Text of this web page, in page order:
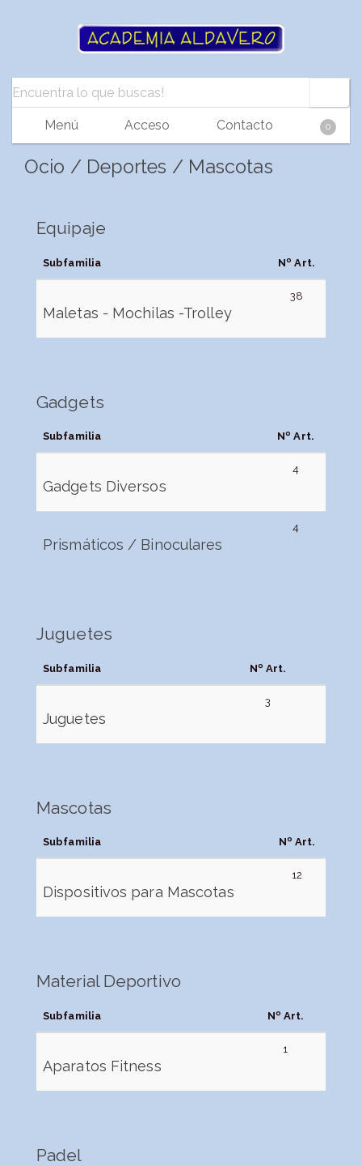
Menú Acceso Contacto 0
Ocio / Deportes / Mascotas
Equipaje
Subfamilia Nº Art.
Maletas - Mochilas -Trolley
38
Gadgets
Subfamilia Nº Art.
Gadgets Diversos
4
Prismáticos / Binoculares
4
Juguetes
Subfamilia Nº Art.
Juguetes
3
Mascotas
Subfamilia Nº Art.
Dispositivos para Mascotas
12
Material Deportivo
Subfamilia Nº Art.
Aparatos Fitness
1
Padel